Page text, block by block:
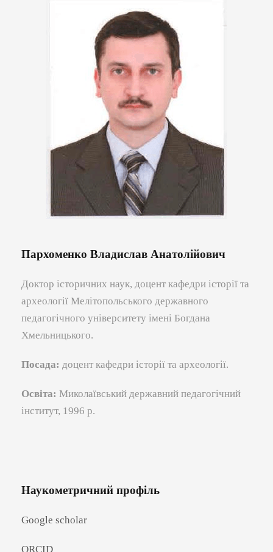
Пархоменко Владислав Анатолійович
Доктор історичних наук, доцент кафедри історії та
археології Мелітопольського державного
педагогічного університету імені Богдана
Хмельницького.
Посада: доцент кафедри історії та археології.
Освіта: Миколаївський державний педагогічний
інститут, 1996 р.
Наукометричний профіль
Google scholar
ORCID